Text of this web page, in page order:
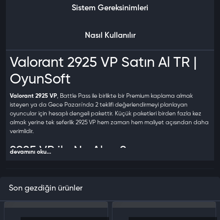
Sistem Gereksinimleri
Nasıl Kullanılır
Valorant 2925 VP Satın Al TR |
OyunSoft
Valorant 2925 VP, Battle Pass ile birlikte bir Premium kaplama almak
isteyen ya da Gece Pazarı'nda 2 teklifi değerlendirmeyi planlayan
oyuncular için hesaplı dengeli pakettir. Küçük paketleri birden fazla kez
almak yerine tek seferlik 2925 VP hem zaman hem maliyet açısından daha
verimlidir.
2925 VP ile Ne Alınır?
Battle Pass (1000 VP) + Premium kaplama (1775 VP)
— 2925 VP ile bu kombinasyon 150 VP artık bırakarak karşılanır
2 adet Deluxe kaplama (2×1275 VP = 2550 VP)+ 375 VP artık
devamını oku...
Son gezdiğin ürünler